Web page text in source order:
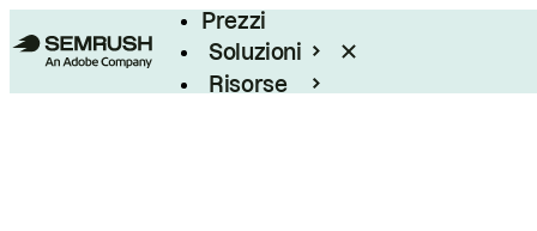
Prezzi
Soluzioni
Risorse